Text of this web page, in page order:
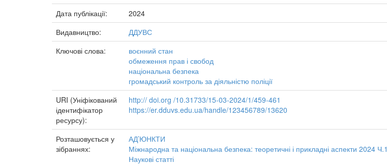
Дата публікації:
2024
Видавництво:
ДДУВС
Ключові слова:
воєнний стан
обмеження прав і свобод
національна безпека
громадський контроль за діяльністю поліції
URI (Уніфікований
ідентифікатор
ресурсу):
http:// doi.org /10.31733/15-03-2024/1/459-461
https://er.dduvs.edu.ua/handle/123456789/13620
Розташовується у
зібраннях:
АД’ЮНКТИ
Міжнародна та національна безпека: теоретичні і прикладні аспекти 2024 Ч.1
Наукові статті